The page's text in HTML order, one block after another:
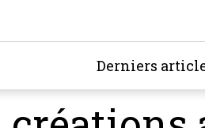
Derniers